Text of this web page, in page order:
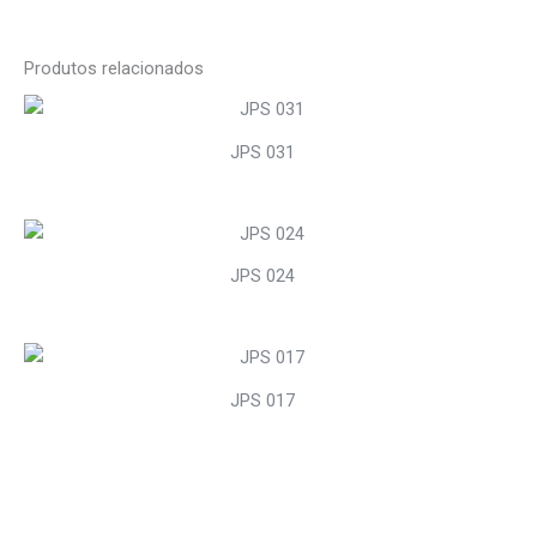
Produtos relacionados
JPS 031
JPS 024
JPS 017